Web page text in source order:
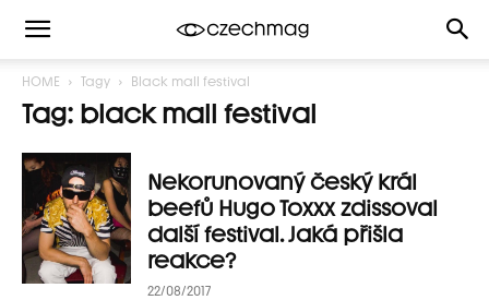
HOME Tagy Black mall festival
Tag: black mall festival
Nekorunovaný český král
beefů Hugo Toxxx zdissoval
další festival. Jaká přišla
reakce?
22/08/2017